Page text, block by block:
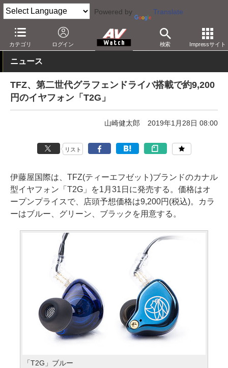
Powered by Translate
カテゴリ ログイン 検索 Impressサイト
AV Watch 製品 ヘッドフォン その他
ニュース
TFZ、第二世代グラフェンドライバ搭載で約9,200
円のイヤフォン「T2G」
山崎健太郎 2019年1月28日 08:00
リスト
伊藤屋国際は、TFZ(ティーエフゼット)ブランドのカナル
型イヤフォン「T2G」を1月31日に発売する。価格はオ
ープンプライスで、店頭予想価格は9,200円(税込)。カラ
ーはブルー、グリーン、ブラックを用意する。
「T2G」ブルー